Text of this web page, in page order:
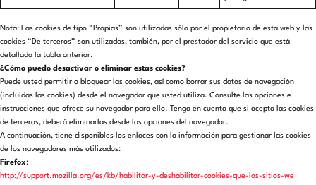
Nota: Las cookies de tipo “Propias” son utilizadas sólo por el propietario de esta web y las
cookies “De terceros” son utilizadas, también, por el prestador del servicio que está
detallado la tabla anterior.
¿Cómo puedo desactivar o eliminar estas cookies?
Puede usted permitir o bloquear las cookies, así como borrar sus datos de navegación
(incluidas las cookies) desde el navegador que usted utiliza. Consulte las opciones e
instrucciones que ofrece su navegador para ello. Tenga en cuenta que si acepta las cookies
de terceros, deberá eliminarlas desde las opciones del navegador.
A continuación, tiene disponibles los enlaces con la información para gestionar las cookies
de los navegadores más utilizados:
Firefox:
http://support.mozilla.org/es/kb/habilitar-y-deshabilitar-cookies-que-los-sitios-we